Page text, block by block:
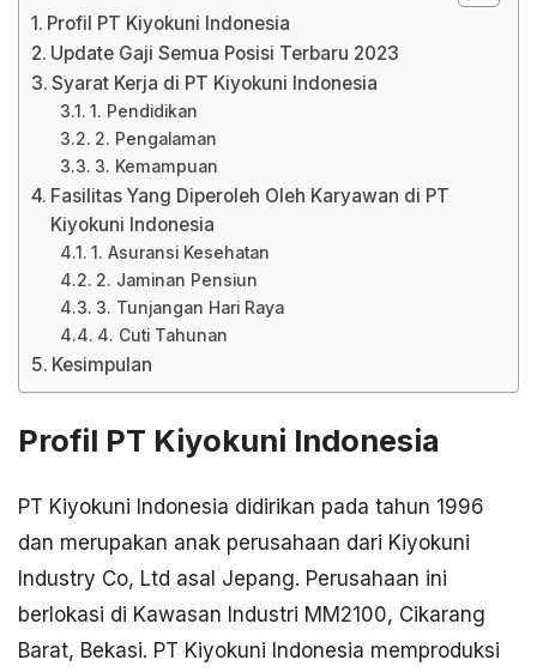
Profil PT Kiyokuni Indonesia
Update Gaji Semua Posisi Terbaru 2023
Syarat Kerja di PT Kiyokuni Indonesia
1. Pendidikan
2. Pengalaman
3. Kemampuan
Fasilitas Yang Diperoleh Oleh Karyawan di PT
Kiyokuni Indonesia
1. Asuransi Kesehatan
2. Jaminan Pensiun
3. Tunjangan Hari Raya
4. Cuti Tahunan
Kesimpulan
Profil PT Kiyokuni Indonesia
PT Kiyokuni Indonesia didirikan pada tahun 1996
dan merupakan anak perusahaan dari Kiyokuni
Industry Co, Ltd asal Jepang. Perusahaan ini
berlokasi di Kawasan Industri MM2100, Cikarang
Barat, Bekasi. PT Kiyokuni Indonesia memproduksi